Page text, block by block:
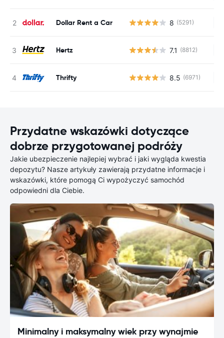
Dollar Rent a Car 8 (5291)
Hertz 7.1 (8812)
Thrifty 8.5 (6971)
Przydatne wskazówki dotyczące
dobrze przygotowanej podróży
Jakie ubezpieczenie najlepiej wybrać i jaki wygląda kwestia
depozytu? Nasze artykuły zawierają przydatne informacje i
wskazówki, które pomogą Ci wypożyczyć samochód
odpowiedni dla Ciebie.
Minimalny i maksymalny wiek przy wynajmie